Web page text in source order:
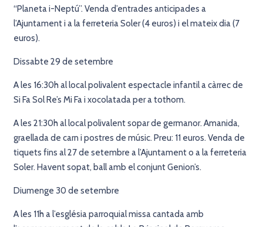
“Planeta i-Neptú”. Venda d’entrades anticipades a
l’Ajuntament i a la ferreteria Soler (4 euros) i el mateix dia (7
euros).
Dissabte 29 de setembre
A les 16:30h al local polivalent espectacle infantil a càrrec de
Si Fa Sol Re’s Mi Fa i xocolatada per a tothom.
A les 21:30h al local polivalent sopar de germanor. Amanida,
graellada de carn i postres de músic. Preu: 11 euros. Venda de
tiquets fins al 27 de setembre a l’Ajuntament o a la ferreteria
Soler. Havent sopat, ball amb el conjunt Genion’s.
Diumenge 30 de setembre
A les 11h a l’església parroquial missa cantada amb